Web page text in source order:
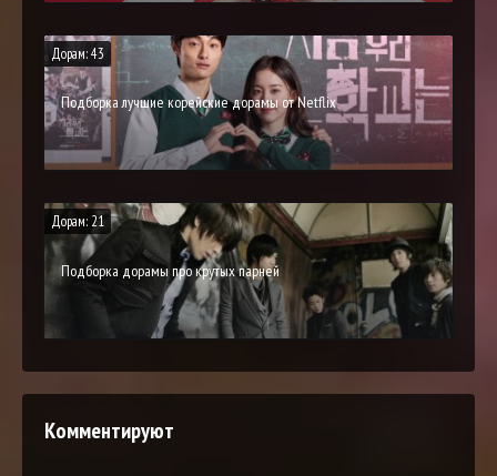
Дорам: 43
Подборка лучшие корейские дорамы от Netflix
Дорам: 21
Подборка дорамы про крутых парней
Комментируют